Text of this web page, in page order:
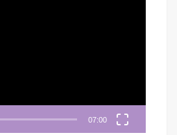
07:00